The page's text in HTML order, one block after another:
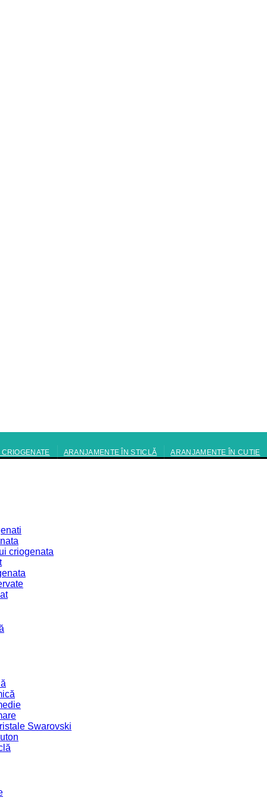
CRIOGENATE ARANJAMENTE ÎN STICLĂ ARANJAMENTE ÎN CUTIE
criogenata
Swarovski